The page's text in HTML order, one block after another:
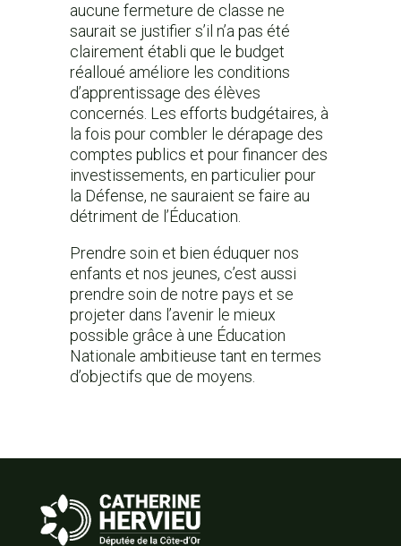
aucune fermeture de classe ne
saurait se justifier s’il n’a pas été
clairement établi que le budget
réalloué améliore les conditions
d’apprentissage des élèves
concernés. Les efforts budgétaires, à
la fois pour combler le dérapage des
comptes publics et pour financer des
investissements, en particulier pour
la Défense, ne sauraient se faire au
détriment de l’Éducation.
Prendre soin et bien éduquer nos
enfants et nos jeunes, c’est aussi
prendre soin de notre pays et se
projeter dans l’avenir le mieux
possible grâce à une Éducation
Nationale ambitieuse tant en termes
d’objectifs que de moyens.